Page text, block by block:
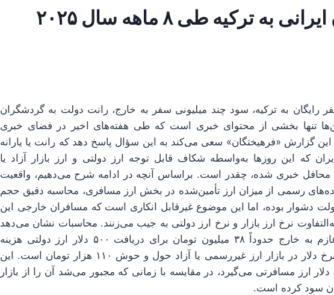
آمار مسافران ایرانی به ترکیه طی ۸ ماهه سال ۲۰۲۵
رایگان به ترکیه، سود چند میلیونی سفر به خارج، رانت دولت به گردشگران
تنها بخشی از محتوای خبری است که طی هفته‌های اخیر در فضای خبری
گزارش «فرهیختگان» سعی می‌کند به این سؤال پاسخ دهد که رانت یا یارانه
که این روزها به‌واسطه شکاف قابل توجه ارز دولتی و ارز بازار آزاد یا
خبری شده، چقدر است. براساس آنچه در ادامه شرح می‌دهیم، واقعیت
رسمی از میزان ارز تأمین‌شده در بخش ارز مسافری، محاسبه دقیق حجم
دشوار بوده، اما این موضوع غیرقابل انکاری است که مسافران خارجی این
نرخ ارز بازار و نرخ ارز دولتی به جیب می‌زنند. محاسبات نشان می‌دهد
درحال حاضر مسافران عازم به خارج حدوداً ۳۸ میلیون تومان برای دریافت ۵۰۰ دلار ارز دولتی هزینه
می‌کنند. در سمت دیگر، نرخ دلار در بازار ارز غیررسمی یا آزاد حول و حوش ۱۱۰ هزار تومان است. این
یعنی هر مسافری که ۵۰۰ دلار ارز مسافرتی می‌گیرد، در مقایسه با زمانی که مجبور می‌شد آن را از بازار